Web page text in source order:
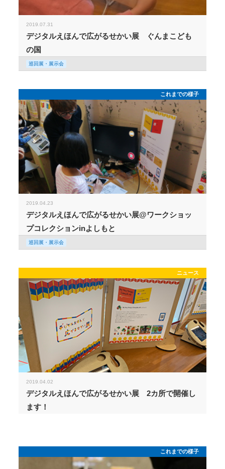
2019.07.31
デジタルえほんで広がるせかい展 ぐんまこども
の国
巡回展・展示会
これまでの様子
2019.04.23
デジタルえほんで広がるせかい展@ワークショッ
プコレクションinよしもと
巡回展・展示会
ニュース
2019.04.02
デジタルえほんで広がるせかい展 2カ所で開催し
ます！
これまでの様子